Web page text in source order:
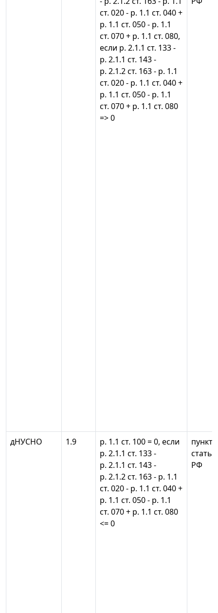
ст. 020 - р. 1.1 ст. 040 +
р. 1.1 ст. 050 - р. 1.1
ст. 070 + р. 1.1 ст. 080,
если р. 2.1.1 ст. 133 -
р. 2.1.1 ст. 143 -
р. 2.1.2 ст. 163 - р. 1.1
ст. 020 - р. 1.1 ст. 040 +
р. 1.1 ст. 050 - р. 1.1
ст. 070 + р. 1.1 ст. 080
=> 0
дНУСНО 1.9
р. 1.1 ст. 100 = 0, если
р. 2.1.1 ст. 133 -
р. 2.1.1 ст. 143 -
р. 2.1.2 ст. 163 - р. 1.1
ст. 020 - р. 1.1 ст. 040 +
р. 1.1 ст. 050 - р. 1.1
ст. 070 + р. 1.1 ст. 080
<= 0
РФ